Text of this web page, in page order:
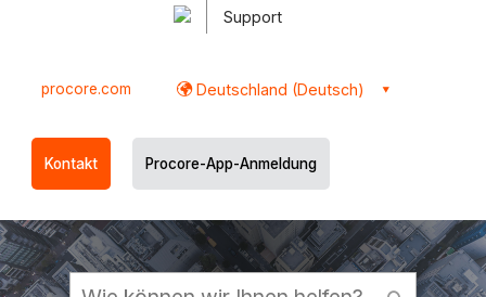
Support
procore.com Deutschland (Deutsch)
Kontakt Procore-App-Anmeldung